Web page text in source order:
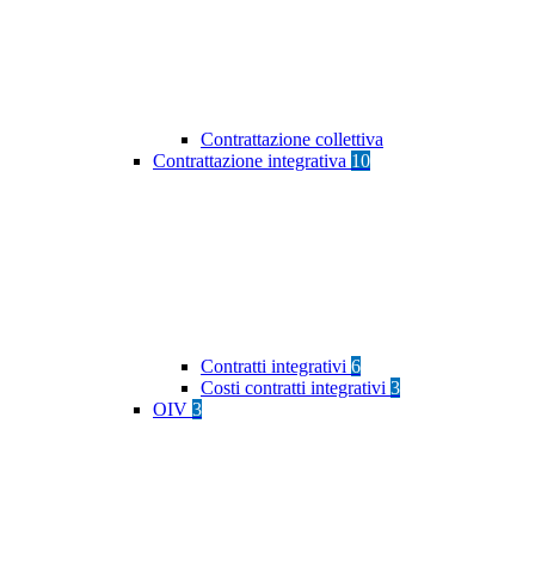
Contrattazione collettiva
Contrattazione integrativa 10
Contratti integrativi 6
Costi contratti integrativi 3
OIV 3